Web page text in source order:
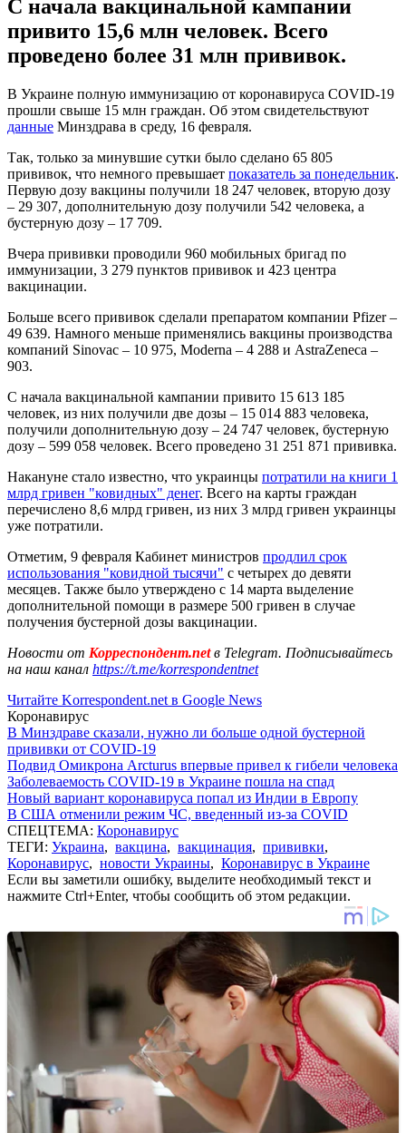
С начала вакцинальной кампании
привито 15,6 млн человек. Всего
проведено более 31 млн прививок.
В Украине полную иммунизацию от коронавируса COVID-19
прошли свыше 15 млн граждан. Об этом свидетельствуют
данные Минздрава в среду, 16 февраля.
Так, только за минувшие сутки было сделано 65 805
прививок, что немного превышает показатель за понедельник.
Первую дозу вакцины получили 18 247 человек, вторую дозу
– 29 307, дополнительную дозу получили 542 человека, а
бустерную дозу – 17 709.
Вчера прививки проводили 960 мобильных бригад по
иммунизации, 3 279 пунктов прививок и 423 центра
вакцинации.
Больше всего прививок сделали препаратом компании Pfizer –
49 639. Намного меньше применялись вакцины производства
компаний Sinovac – 10 975, Moderna – 4 288 и AstraZeneca –
903.
С начала вакцинальной кампании привито 15 613 185
человек, из них получили две дозы – 15 014 883 человека,
получили дополнительную дозу – 24 747 человек, бустерную
дозу – 599 058 человек. Всего проведено 31 251 871 прививка.
Накануне стало известно, что украинцы потратили на книги 1
млрд гривен "ковидных" денег. Всего на карты граждан
перечислено 8,6 млрд гривен, из них 3 млрд гривен украинцы
уже потратили.
Отметим, 9 февраля Кабинет министров продлил срок
использования "ковидной тысячи" с четырех до девяти
месяцев. Также было утверждено с 14 марта выделение
дополнительной помощи в размере 500 гривен в случае
получения бустерной дозы вакцинации.
Новости от Корреспондент.netв Telegram. Подписывайтесь
на наш канал https://t.me/korrespondentnet
Читайте Korrespondent.net в Google News
Коронавирус
В Минздраве сказали, нужно ли больше одной бустерной
прививки от COVID-19
Подвид Омикрона Arcturus впервые привел к гибели человека
Заболеваемость COVID-19 в Украине пошла на спад
Новый вариант коронавируса попал из Индии в Европу
В США отменили режим ЧС, введенный из-за COVID
СПЕЦТЕМА: Коронавирус
ТЕГИ: Украина, вакцина, вакцинация, прививки,
Коронавирус, новости Украины, Коронавирус в Украине
Если вы заметили ошибку, выделите необходимый текст и
нажмите Ctrl+Enter, чтобы сообщить об этом редакции.